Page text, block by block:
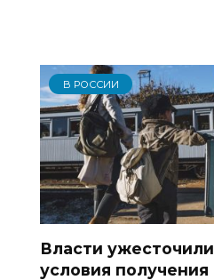
В РОССИИ
Власти ужесточили
условия получения